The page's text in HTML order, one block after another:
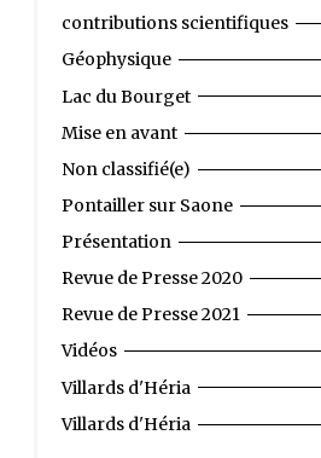
contributions scientifiques
Géophysique
Lac du Bourget
Mise en avant
Non classifié(e)
Pontailler sur Saone
Présentation
Revue de Presse 2020
Revue de Presse 2021
Vidéos
Villards d'Héria
Villards d'Héria